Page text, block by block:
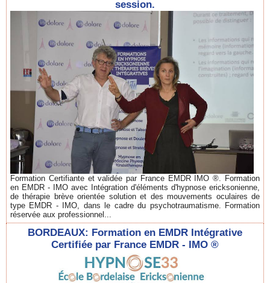
session.
Formation Certifiante et validée par France EMDR IMO ®. Formation
en EMDR - IMO avec Intégration d'éléments d'hypnose ericksonienne,
de thérapie brève orientée solution et des mouvements oculaires de
type EMDR - IMO, dans le cadre du psychotraumatisme. Formation
réservée aux professionnel...
BORDEAUX: Formation en EMDR Intégrative
Certifiée par France EMDR - IMO ®